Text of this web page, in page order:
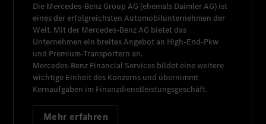
Die Mercedes-Benz Group AG (ehemals Daimler AG) ist
eines der erfolgreichsten Automobilunternehmen der
Welt. Mit der Mercedes-Benz AG bietet das
Unternehmen ein breites Angebot an High-End-Pkw
und Premium-Transportern an.
Mercedes-Benz Financial Services bildet eine weitere
wichtige Einheit des Konzerns und übernimmt
Kernaufgaben im Finanzdienstleistungsgeschäft.
Mehr erfahren